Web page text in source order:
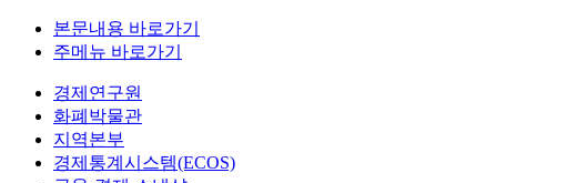
본문내용 바로가기
주메뉴 바로가기
경제연구원
화폐박물관
지역본부
경제통계시스템(ECOS)